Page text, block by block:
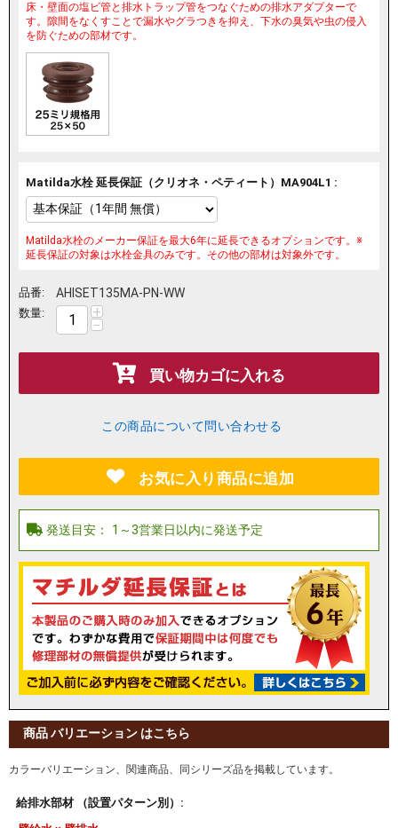
床・壁面の塩ビ管と排水トラップ管をつなぐための排水アダプターで
す。隙間をなくすことで漏水やグラつきを抑え、下水の臭気や虫の侵入
を防ぐための部材です。
Matilda水栓 延長保証（クリオネ・ペティート）MA904L1 :
Matilda水栓のメーカー保証を最大6年に延長できるオプションです。※
延長保証の対象は水栓金具のみです。その他の部材は対象外です。
品番: AHISET135MA-PN-WW
数量: +
−
買い物カゴに入れる
この商品について問い合わせる
お気に入り商品に追加
商品 バリエーション はこちら
カラーバリエーション、関連商品、同シリーズ品を掲載しています。
給排水部材 （設置パターン別）: